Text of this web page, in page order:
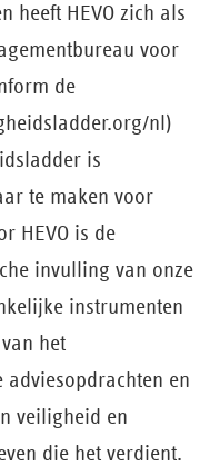
heeft HEVO zich als
voor
de
nl)
is
te maken voor
HEVO is de
invulling van onze
instrumenten
het
en
veiligheid en
die het verdient.